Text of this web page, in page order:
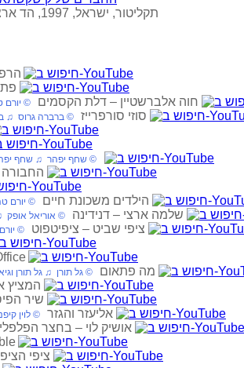
תקליטור, ישראל, 1997, הד ארצי, 15863, סטריאו
1.
2.
3. חוה אלברשטיין‏ – דלת הקסמים © יורם
4. סוזי סורפרייז © ברברה גרוס‏ ♫
© שחף יפהר‏ ♫ שחף
8.
10. הילדים משכונת חיים
© יורם
11. שלמה ארצי‏ – דנידינה © אוריאל
12. ציפי שביט‏ – ציפיטפוט ©
15. מה פתאום
© גל תורן‏ ♫ גל תורן
16.
17. שיר
18. אליעזר והגזר © לוין
19. אושיק לוי‏ – בחצר
21. ציפי